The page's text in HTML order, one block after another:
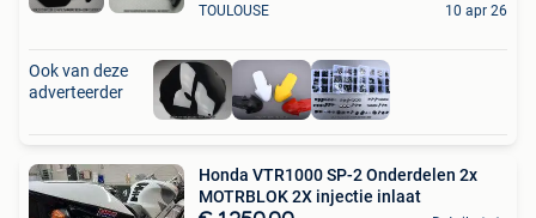
TOULOUSE 10 apr 26
Ook van deze
adverteerder
Honda VTR1000 SP-2 Onderdelen 2x
MOTRBLOK 2X injectie inlaat